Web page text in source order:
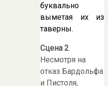
буквально
выметая их из
таверны.
Сцена 2.
Несмотря на
отказ Бардольфа
и Пистоля,